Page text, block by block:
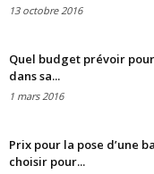
13 octobre 2016
Quel budget prévoir
dans sa...
1 mars 2016
Prix pour la pose d’une
choisir pour...